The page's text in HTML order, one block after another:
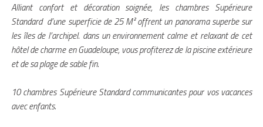
Alliant confort et décoration soignée, les chambres Supérieure
Standard d’une superficie de 25 M² offrent un panorama superbe sur
les îles de l’archipel. dans un environnement calme et relaxant de cet
hôtel de charme en Guadeloupe, vous profiterez de la piscine extérieure
et de sa plage de sable fin.
10 chambres Supérieure Standard communicantes pour vos vacances
avec enfants.